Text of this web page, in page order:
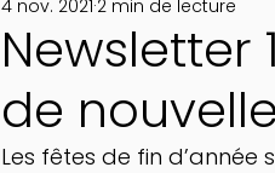
Newsletter
de
4 nov. 2021 2 min de lecture
Les fêtes de fin d’année